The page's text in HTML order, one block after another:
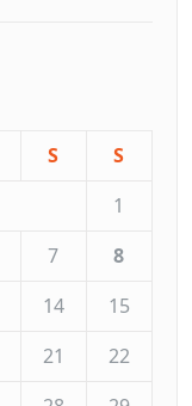
S
S
1
7
8
14
15
21
22